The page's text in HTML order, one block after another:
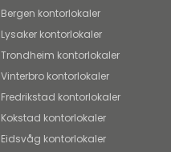
Bergen kontorlokaler
Lysaker kontorlokaler
Trondheim kontorlokaler
Vinterbro kontorlokaler
Fredrikstad kontorlokaler
Kokstad kontorlokaler
Eidsvåg kontorlokaler